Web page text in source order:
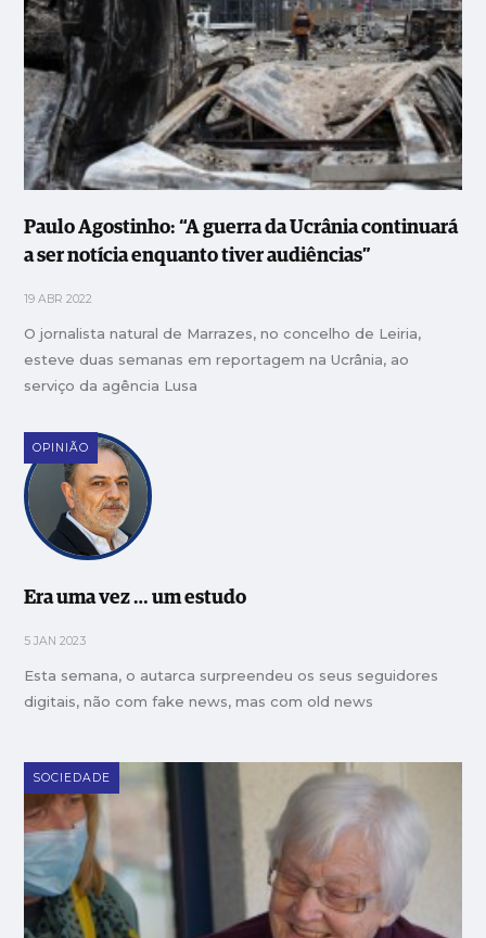
Paulo Agostinho: “A guerra da Ucrânia continuará
a ser notícia enquanto tiver audiências”
19 ABR 2022
O jornalista natural de Marrazes, no concelho de Leiria,
esteve duas semanas em reportagem na Ucrânia, ao
serviço da agência Lusa
OPINIÃO
Era uma vez … um estudo
5 JAN 2023
Esta semana, o autarca surpreendeu os seus seguidores
digitais, não com fake news, mas com old news
SOCIEDADE